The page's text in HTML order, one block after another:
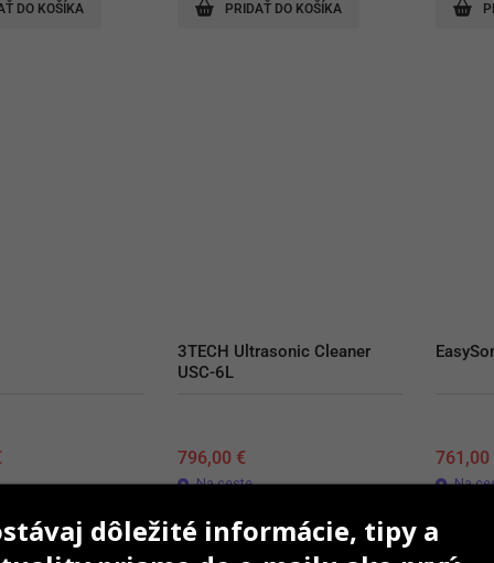
DO KOŠÍKA PRIDAŤ DO KOŠÍKA
DO KOŠÍKA
3TECH Ultrasonic Cleaner
USC-6L
796,00 €
Na ceste
PRIDAŤ DO KOŠÍKA
761,00
Na
dôležité informácie, tipy a